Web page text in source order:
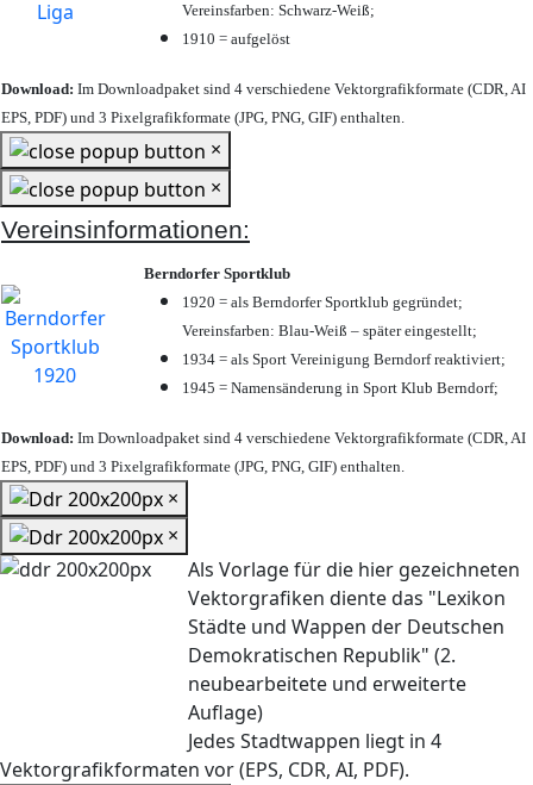
Vereinsfarben: Schwarz-Weiß;
1910 = aufgelöst
Download: Im Downloadpaket sind 4 verschiedene Vektorgrafikformate (CDR, AI
EPS, PDF) und 3 Pixelgrafikformate (JPG, PNG, GIF) enthalten.
×
×
Vereinsinformationen:
Berndorfer Sportklub
1920 = als Berndorfer Sportklub gegründet;
Vereinsfarben: Blau-Weiß – später eingestellt;
1934 = als Sport Vereinigung Berndorf reaktiviert;
1945 = Namensänderung in Sport Klub Berndorf;
Download: Im Downloadpaket sind 4 verschiedene Vektorgrafikformate (CDR, AI
EPS, PDF) und 3 Pixelgrafikformate (JPG, PNG, GIF) enthalten.
×
×
Als Vorlage für die hier gezeichneten
Vektorgrafiken diente das "Lexikon
Städte und Wappen der Deutschen
Demokratischen Republik" (2.
neubearbeitete und erweiterte
Auflage)
Jedes Stadtwappen liegt in 4
Vektorgrafikformaten vor (EPS, CDR, AI, PDF).